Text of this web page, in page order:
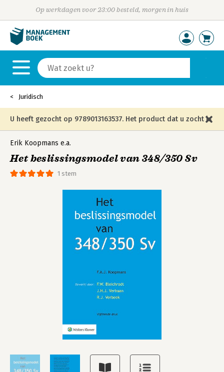
Op werkdagen voor 23:00 besteld, morgen in huis
Juridisch
U heeft gezocht op 9789013163537. Het product dat u zocht is
niet meer in die editie leverbaar en is vervangen door de
onderstaande editie.
1 stem
Erik Koopmans e.a.
Het beslissingsmodel van 348/350 Sv